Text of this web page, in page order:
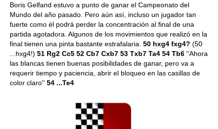
Boris Gelfand estuvo a punto de ganar el Campeonato del
Mundo del año pasado. Pero aún así, incluso un jugador tan
fuerte como él podrá perder la concentración al final de una
partida agotadora. Algunos de los movimientos que realizó en la
final tienen una pinta bastante estrafalaria. 50 hxg4 fxg4? (50
...hxg4!) 51 Rg2 Cc5 52 Cb7 Cxb7 53 Txb7 Ta4 54 Tb6 ''Ahora
las blancas tienen buenas posibilidades de ganar, pero va a
requerir tiempo y paciencia, abrir el bloqueo en las casillas de
color claro'' 54 ...Te4